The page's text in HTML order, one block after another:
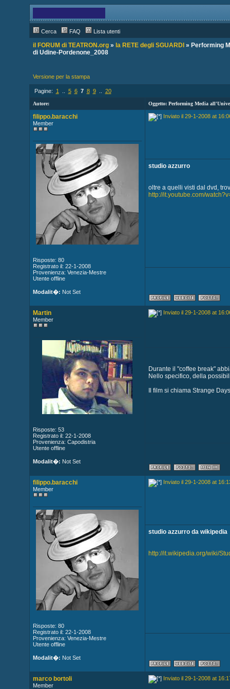
Cerca FAQ Lista utenti
il FORUM di TEATRON.org» la RETE degli SGUARDI » Performing
di Udine-Pordenone_2008
Versione per la stampa
Pagine: 1 5 6 7 8 9.. 20
Autore: Oggetto: Performing Media
filippo.baracchi
Member
Risposte: 80
Registrato il: 22-1-2008
Provenienza: Venezia-Mestre
Utente offline
Modalit�: Not Set
Inviato il 29-1-2008 at
studio azzurro
oltre a quelli visti dal dvd,
http://it.youtube.com/
Martin
Member
Risposte: 53
Registrato il: 22-1-2008
Provenienza: Capodistria
Utente offline
Modalit�: Not Set
Inviato il 29-1-2008 at
Durante il "coffee break"
Nello specifico, della
Il film si chiama Strange
filippo.baracchi
Member
Risposte: 80
Registrato il: 22-1-2008
Provenienza: Venezia-Mestre
Utente offline
Modalit�: Not Set
Inviato il 29-1-2008 at
studio azzurro da wikipedia
http://it.wikipedia.org/wiki/
marco bortoli
Member
Inviato il 29-1-2008 at